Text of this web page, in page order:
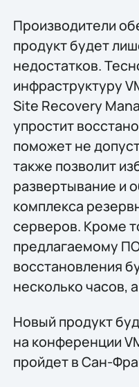
Производители
продукт будет
недостатков.
инфраструктуру
Site Recovery
упростит
поможет не
также позволит
развертывание и
комплекса
серверов. Кроме
предлагаемому
восстановления
несколько часов,
Новый продукт
на конференции
пройдет в Сан-